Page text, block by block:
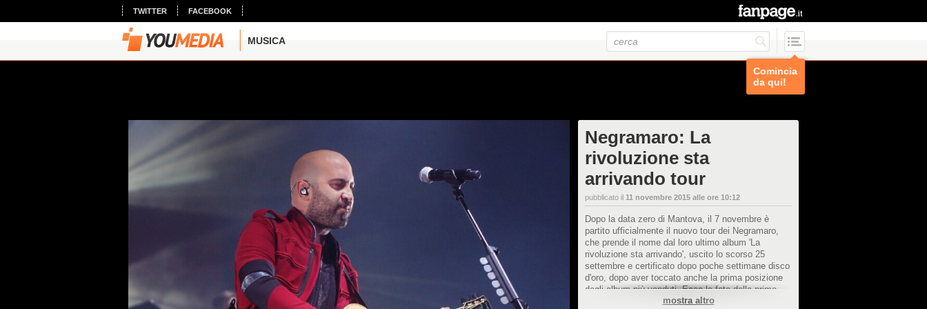
TWITTER FACEBOOK
MUSICA
Comincia
da qui!
Negramaro: La
rivoluzione sta
arrivando tour
pubblicato il 11 novembre 2015 alle ore 10:12
Dopo la data zero di Mantova, il 7 novembre è
partito ufficialmente il nuovo tour dei Negramaro,
che prende il nome dal loro ultimo album 'La
rivoluzione sta arrivando', uscito lo scorso 25
settembre e certificato dopo poche settimane disco
d'oro, dopo aver toccato anche la prima posizione
degli album più venduti. Ecco le foto delle prime
due date al Mandela Forum di Firenze.
mostra altro